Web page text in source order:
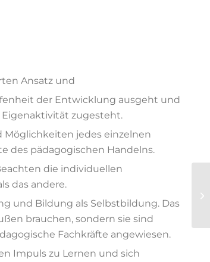
Ansatz und
der Entwicklung ausgeht und
zugesteht.
jedes einzelnen
des pädagogischen Handelns.
die individuellen
das andere.
und Bildung als Selbstbildung. Das
brauchen, sondern sie sind
Fachkräfte angewiesen.
Impuls zu Lernen und sich